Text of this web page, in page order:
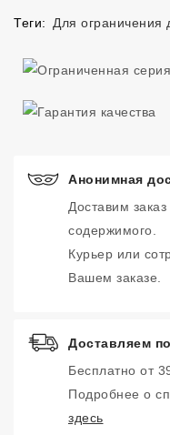
Теги: Для ограничения
Анонимная
Доставим
содержимого.
Курьер или
Вашем заказе.
Доставляем
Бесплатно от
Подробнее о
здесь